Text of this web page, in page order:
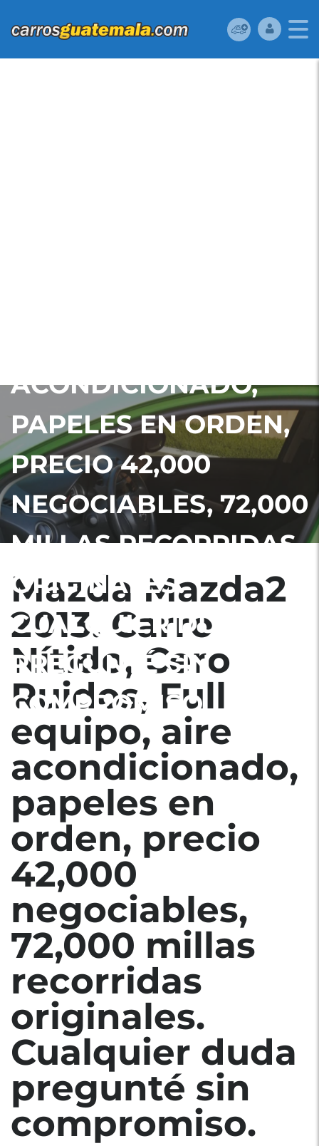
ACONDICIONADO,
PAPELES EN ORDEN,
PRECIO 42,000
NEGOCIABLES, 72,000
MILLAS RECORRIDAS
ORIGINALES.
CUALQUIER DUDA
PREGUNTÉ SIN
COMPROMISO.
Mazda Mazda2
2013. Carro
Nítido, Cero
Ruidos, Full
equipo, aire
acondicionado,
papeles en
orden, precio
42,000
negociables,
72,000 millas
recorridas
originales.
Cualquier duda
pregunté sin
compromiso.